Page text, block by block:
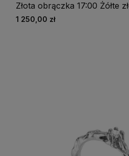
Złota obrączka 17:00 Żółte
1 250,00 zł